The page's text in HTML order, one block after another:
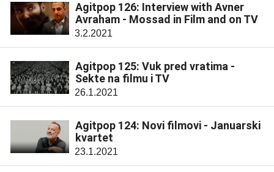
Agitpop 126: Interview with Avner
Avraham - Mossad in Film and on TV
3.2.2021
Agitpop 125: Vuk pred vratima -
Sekte na filmu i TV
26.1.2021
Agitpop 124: Novi filmovi - Januarski
kvartet
23.1.2021